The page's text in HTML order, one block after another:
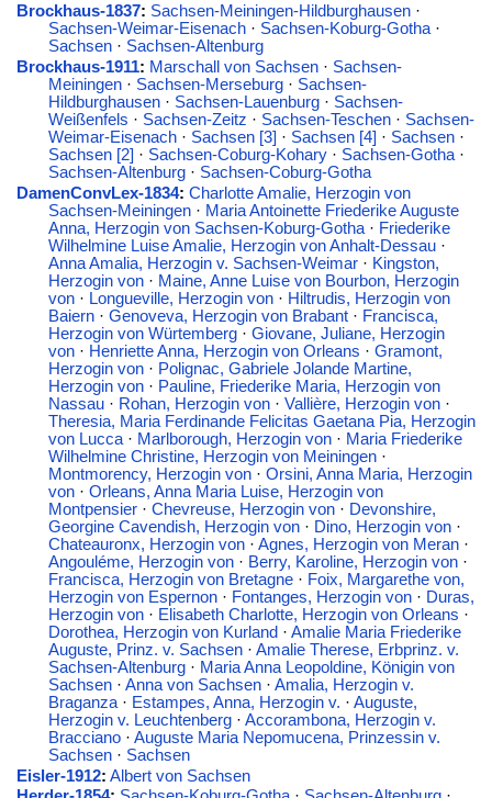
Brockhaus-1837: Sachsen-Meiningen-Hildburghausen·
Sachsen-Weimar-Eisenach· Sachsen-Koburg-Gotha·
Sachsen· Sachsen-Altenburg
Brockhaus-1911: Marschall von Sachsen· Sachsen-
Meiningen· Sachsen-Merseburg· Sachsen-
Hildburghausen· Sachsen-Lauenburg· Sachsen-
Weißenfels · Sachsen-Zeitz · Sachsen-Teschen· Sachsen-
Weimar-Eisenach· Sachsen [3] · Sachsen [4] · Sachsen·
Sachsen [2] · Sachsen-Coburg-Kohary· Sachsen-Gotha·
Sachsen-Altenburg· Sachsen-Coburg-Gotha
DamenConvLex-1834: Charlotte Amalie, Herzogin von
Sachsen-Meiningen· Maria Antoinette Friederike Auguste
Anna, Herzogin von Sachsen-Koburg-Gotha· Friederike
Wilhelmine Luise Amalie, Herzogin von Anhalt-Dessau·
Anna Amalia, Herzogin v. Sachsen-Weimar· Kingston,
Herzogin von· Maine, Anne Luise von Bourbon, Herzogin
von· Longueville, Herzogin von· Hiltrudis, Herzogin von
Baiern· Genoveva, Herzogin von Brabant· Francisca,
Herzogin von Würtemberg· Giovane, Juliane, Herzogin
von· Henriette Anna, Herzogin von Orleans · Gramont,
Herzogin von· Polignac, Gabriele Jolande Martine,
Herzogin von· Pauline, Friederike Maria, Herzogin von
Nassau· Rohan, Herzogin von· Vallière, Herzogin von·
Theresia, Maria Ferdinande Felicitas Gaetana Pia, Herzogin
von Lucca· Marlborough, Herzogin von· Maria Friederike
Wilhelmine Christine, Herzogin von Meiningen·
Montmorency, Herzogin von· Orsini, Anna Maria, Herzogin
von· Orleans, Anna Maria Luise, Herzogin von
Montpensier· Chevreuse, Herzogin von· Devonshire,
Georgine Cavendish, Herzogin von· Dino, Herzogin von·
Chateauronx, Herzogin von· Agnes, Herzogin von Meran·
Angouléme, Herzogin von· Berry, Karoline, Herzogin von·
Francisca, Herzogin von Bretagne· Foix, Margarethe von,
Herzogin von Espernon· Fontanges, Herzogin von· Duras,
Herzogin von· Elisabeth Charlotte, Herzogin von Orleans ·
Dorothea, Herzogin von Kurland· Amalie Maria Friederike
Auguste, Prinz. v. Sachsen· Amalie Therese, Erbprinz. v.
Sachsen-Altenburg· Maria Anna Leopoldine, Königin von
Sachsen· Anna von Sachsen· Amalia, Herzogin v.
Braganza· Estampes, Anna, Herzogin v. · Auguste,
Herzogin v. Leuchtenberg· Accorambona, Herzogin v.
Bracciano· Auguste Maria Nepomucena, Prinzessin v.
Sachsen· Sachsen
Eisler-1912: Albert von Sachsen